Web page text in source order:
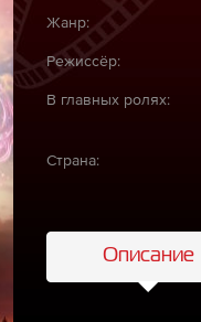
Жанр:
Режиссёр:
В главных ролях:
Страна:
Описание